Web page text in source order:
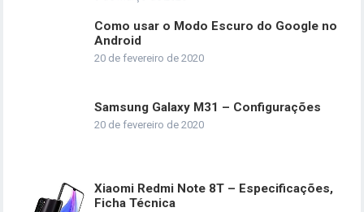
Como usar o Modo Escuro do Google no
Android
20 de fevereiro de 2020
Samsung Galaxy M31 – Configurações
20 de fevereiro de 2020
Xiaomi Redmi Note 8T – Especificações,
Ficha Técnica